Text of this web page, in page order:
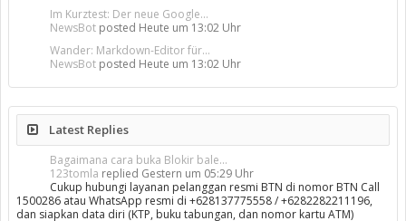
Im Kurztest: Der neue Google...
NewsBot posted Heute um 13:02 Uhr
Wander: Markdown-Editor für...
NewsBot posted Heute um 13:02 Uhr
Latest Replies
Bagaimana cara buka Blokir bale...
123tomla replied Gestern um 05:29 Uhr
Cukup hubungi layanan pelanggan resmi BTN di nomor BTN Call
1500286 atau WhatsApp resmi di +628137775558 / +6282282211196,
dan siapkan data diri (KTP, buku tabungan, dan nomor kartu ATM)